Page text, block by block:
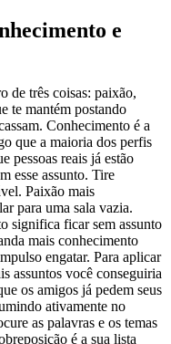
e
de três coisas: paixão,
te mantém postando
Conhecimento é a
que a maioria dos perfis
pessoas reais já estão
esse assunto. Tire
Paixão mais
para uma sala vazia.
significa ficar sem assunto
mais conhecimento
engatar. Para aplicar
assuntos você conseguiria
os amigos já pedem seus
ativamente no
as palavras e os temas
é a sua lista